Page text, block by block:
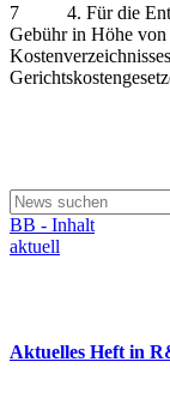
7 4. Für die
Gebühr in Höhe
BB - Inhalt
aktuell
Aktuelles Heft in